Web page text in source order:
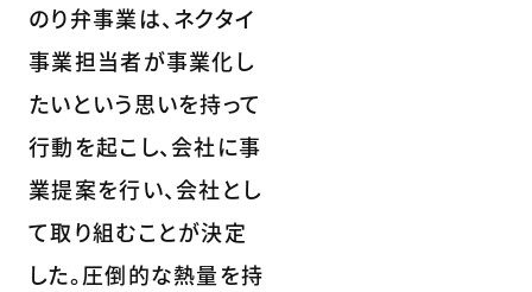
のり弁事業は、ネクタイ
事業担当者が事業化し
たいという思いを持って
行動を起こし、会社に事
業提案を行い、会社とし
て取り組むことが決定
した。圧倒的な熱量を持